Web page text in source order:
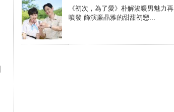
《初次，為了愛》朴解浚暖男魅力再
噴發 飾演廉晶雅的甜甜初戀...